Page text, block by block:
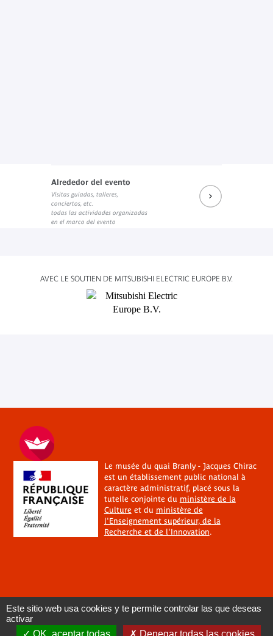
Alrededor del evento
Visitas guiadas, talleres,
conciertos, etc.
todas las actividades organizadas
en el marco del evento
AVEC LE SOUTIEN DE MITSUBISHI ELECTRIC EUROPE B.V.
Le musée du quai Branly - Jacques Chirac
est un établissement public national à
caractère administratif, placé sous la
tutelle conjointe du ministère de la
Cultureet du ministère de
l'Enseignement supérieur, de la
Recherche et de l'Innovation.
Este sitio web usa cookies y te permite controlar las que deseas
activar
OK, aceptar todas
Denegar todas las cookies